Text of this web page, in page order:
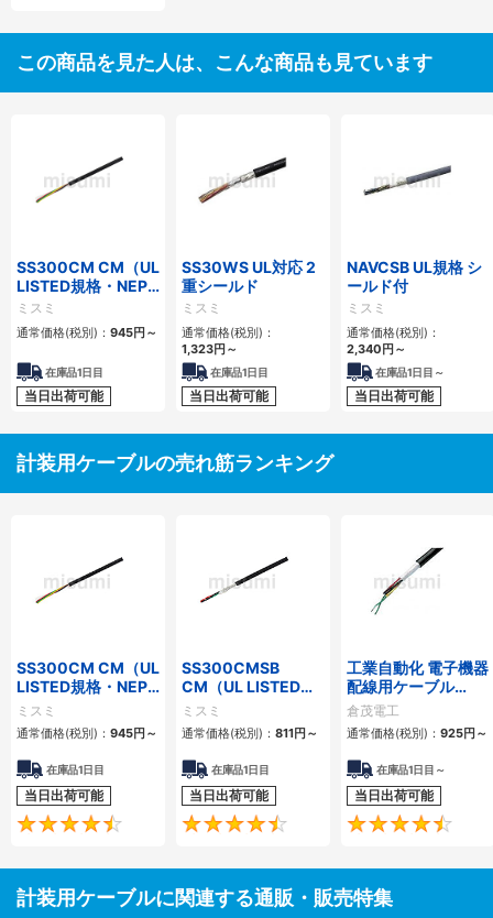
この商品を見た人は、こんな商品も見ています
SS300CM CM（UL
LISTED規格・NEPA
対応） 細径
ミスミ
通常価格(税別)： 945円～
在庫品1日目
当日出荷可能
SS30WS UL対応 2
重シールド
ミスミ
通常価格(税別)：
1,323円～
在庫品1日目
当日出荷可能
NAVCSB UL規格 シ
ールド付
ミスミ
通常価格(税別)：
2,340円～
在庫品1日目～
当日出荷可能
計装用ケーブルの売れ筋ランキング
SS300CM CM（UL
LISTED規格・NEPA
対応） 細径
ミスミ
通常価格(税別)： 945円～
在庫品1日目
当日出荷可能
4.5
SS300CMSB
CM（UL LISTED規
格・NEPA対応） 細
径 シールド付
ミスミ
通常価格(税別)： 811円～
在庫品1日目
当日出荷可能
4.6
工業自動化 電子機器
配線用ケーブル
KVC-36シリーズ
倉茂電工
通常価格(税別)： 925円～
在庫品1日目～
当日出荷可能
計装用ケーブルに関連する通販・販売特集